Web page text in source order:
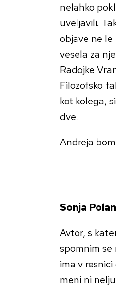
nelahko
uveljavili.
objave ne le
vesela za
Radojke
Filozofsko
kot kolega,
dve.
Andreja
Sonja
Avtor, s
spomnim se
ima v
meni ni